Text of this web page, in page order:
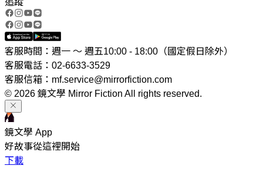
客服時間：週一 ～ 週五10:00 - 18:00（國定假日除外）
客服電話：02-6633-3529
客服信箱：mf.service@mirrorfiction.com
© 2026 鏡文學 Mirror Fiction All rights reserved.
鏡文學 App
好故事從這裡開始
下載